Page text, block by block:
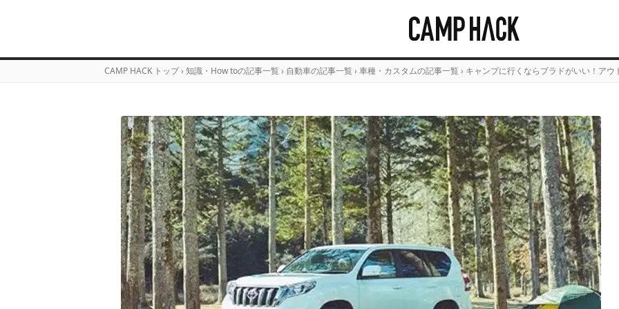
CAMP HACK トップ › 知識・How toの記事一覧 › 自動車の記事一覧 › 車種・カスタムの記事一覧 › キャンプに行くならプラドがいい！アウ